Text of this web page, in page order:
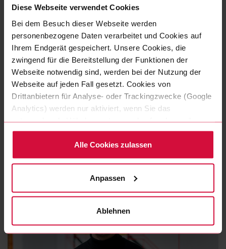
Diese Webseite verwendet Cookies
Bei dem Besuch dieser Webseite werden
personenbezogene Daten verarbeitet und Cookies auf
Ihrem Endgerät gespeichert. Unsere Cookies, die
zwingend für die Bereitstellung der Funktionen der
Webseite notwendig sind, werden bei der Nutzung der
Webseite auf jeden Fall gesetzt. Cookies von
Drittanbietern für Analyse- oder Trackingzwecke (Google
Analytics) werden nur aktiviert, wenn Sie das
entsprechende Häkchen setzen und auf „zulassen“
klicken. Mehr dazu (einschließlich der Möglichkeit, die
Einwilligungserklärung zu widerrufen) erfahren Sie in
unserer Datenschutzerklärung.
Alle Cookies zulassen
Anpassen
Ablehnen
kann es gerne so weitergehen wie in den letzten 13
Jahren!“
Die Coroplast Group in
einem Wort
Bei dieser Frage überlegt Joschka Jaszmann sehr
genau: „Nach all den Jahren kommen mir einige
Group als sehr dynamisch, sehr zukunftsorientiert –
muss, sage ich: innovativ.“